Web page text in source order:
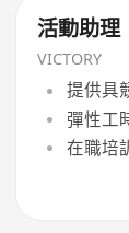
活動助理
VICTORY
提供具
彈性工
在職培